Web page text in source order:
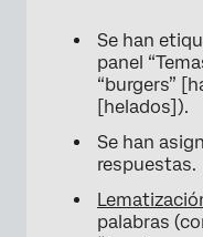
Se han
panel
“burgers”
[helados]).
Se han
respuestas.
palabras